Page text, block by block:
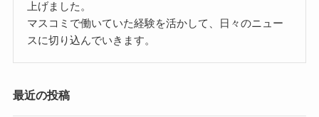
上げました。
マスコミで働いていた経験を活かして、日々のニュー
スに切り込んでいきます。
最近の投稿